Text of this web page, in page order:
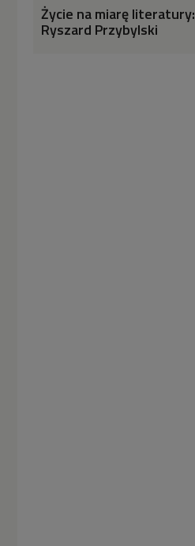
Życie na miarę literatury:
Ryszard Przybylski